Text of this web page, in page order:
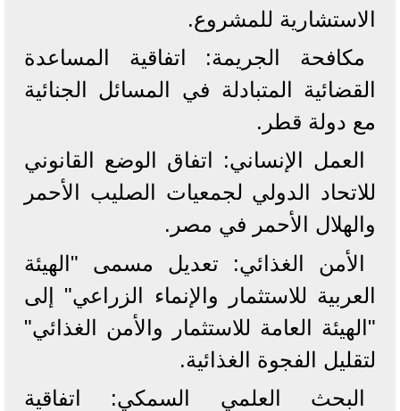
الاستشارية للمشروع.
​مكافحة الجريمة: اتفاقية المساعدة
القضائية المتبادلة في المسائل الجنائية
مع دولة قطر.
​العمل الإنساني: اتفاق الوضع القانوني
للاتحاد الدولي لجمعيات الصليب الأحمر
والهلال الأحمر في مصر.
​الأمن الغذائي: تعديل مسمى "الهيئة
العربية للاستثمار والإنماء الزراعي" إلى
"الهيئة العامة للاستثمار والأمن الغذائي"
لتقليل الفجوة الغذائية.
​البحث العلمي السمكي: اتفاقية